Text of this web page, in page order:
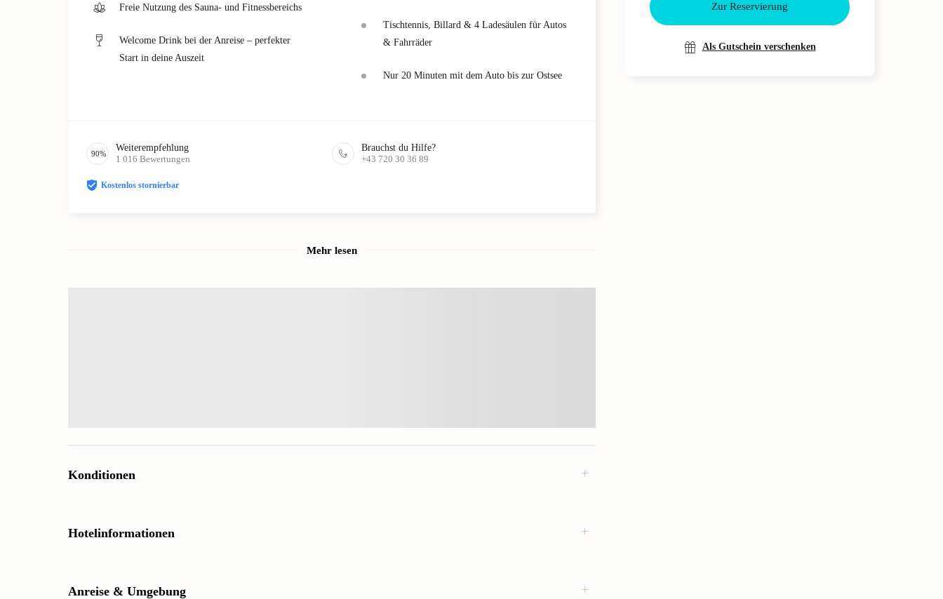
Zur Reservierung
Als Gutschein verschenken
Freie Nutzung des Sauna- und Fitnessbereichs
Welcome Drink bei der Anreise – perfekter
Start in deine Auszeit
Tischtennis, Billard & 4 Ladesäulen für Autos
& Fahrräder
Nur 20 Minuten mit dem Auto bis zur Ostsee
90%
Weiterempfehlung
1 016 Bewertungen
Brauchst du Hilfe?
+43 720 30 36 89
Kostenlos stornierbar
Mehr lesen
Konditionen
Hotelinformationen
Anreise & Umgebung